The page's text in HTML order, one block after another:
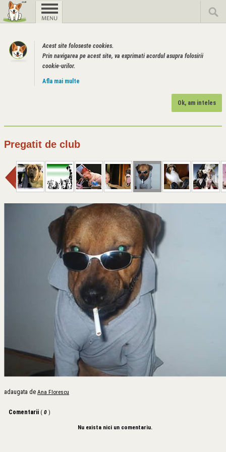
Acest site foloseste cookies.
Prin navigarea pe acest site, va exprimati acordul asupra folosirii
cookie-urilor.
Afla mai multe
Ok, am inteles
Pregatit de club
adaugata de Ana Florescu
Comentarii( 0)
Nu exista nici un comentariu.